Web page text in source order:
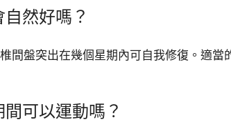
然好嗎？
間盤突出在幾個星期內可自我修復。適
可以運動嗎？